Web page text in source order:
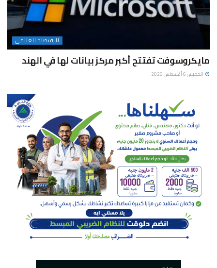
الاقتصاد العالمى
مايكروسوفت تفتتح أكبر مركز بيانات لها في الهند
الخميس 6 أغسطس 2026